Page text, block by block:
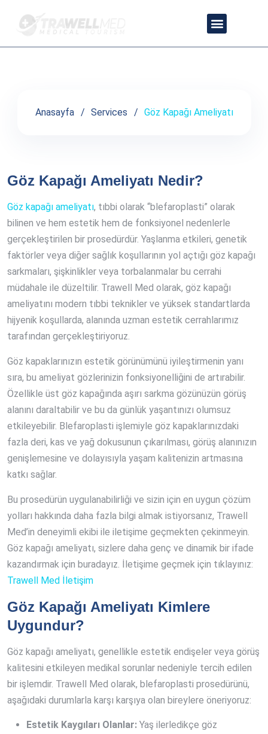
Göz Kapağı Ameliyatı
Anasayfa Services Göz Kapağı Ameliyatı
Göz Kapağı Ameliyatı Nedir?
Göz kapağı ameliyatı, tıbbi olarak “blefaroplasti” olarak
bilinen ve hem estetik hem de fonksiyonel nedenlerle
gerçekleştirilen bir prosedürdür. Yaşlanma etkileri, genetik
faktörler veya diğer sağlık koşullarının yol açtığı göz kapağı
sarkmaları, şişkinlikler veya torbalanmalar bu cerrahi
müdahale ile düzeltilir. Trawell Med olarak, göz kapağı
ameliyatını modern tıbbi teknikler ve yüksek standartlarda
hijyenik koşullarda, alanında uzman estetik cerrahlarımız
tarafından gerçekleştiriyoruz.
Göz kapaklarınızın estetik görünümünü iyileştirmenin yanı
sıra, bu ameliyat gözlerinizin fonksiyonelliğini de artırabilir.
Özellikle üst göz kapağında aşırı sarkma gözünüzün görüş
alanını daraltabilir ve bu da günlük yaşantınızı olumsuz
etkileyebilir. Blefaroplasti işlemiyle göz kapaklarınızdaki
fazla deri, kas ve yağ dokusunun çıkarılması, görüş alanınızın
genişlemesine ve dolayısıyla yaşam kalitenizin artmasına
katkı sağlar.
Bu prosedürün uygulanabilirliği ve sizin için en uygun çözüm
yolları hakkında daha fazla bilgi almak istiyorsanız, Trawell
Med’in deneyimli ekibi ile iletişime geçmekten çekinmeyin.
Göz kapağı ameliyatı, sizlere daha genç ve dinamik bir ifade
kazandırmak için buradayız. İletişime geçmek için tıklayınız:
Trawell Med İletişim
Göz Kapağı Ameliyatı Kimlere
Uygundur?
Göz kapağı ameliyatı, genellikle estetik endişeler veya görüş
kalitesini etkileyen medikal sorunlar nedeniyle tercih edilen
bir işlemdir. Trawell Med olarak, blefaroplasti prosedürünü,
aşağıdaki durumlarla karşı karşıya olan bireylere öneriyoruz:
Estetik Kaygıları Olanlar: Yaş ilerledikçe göz